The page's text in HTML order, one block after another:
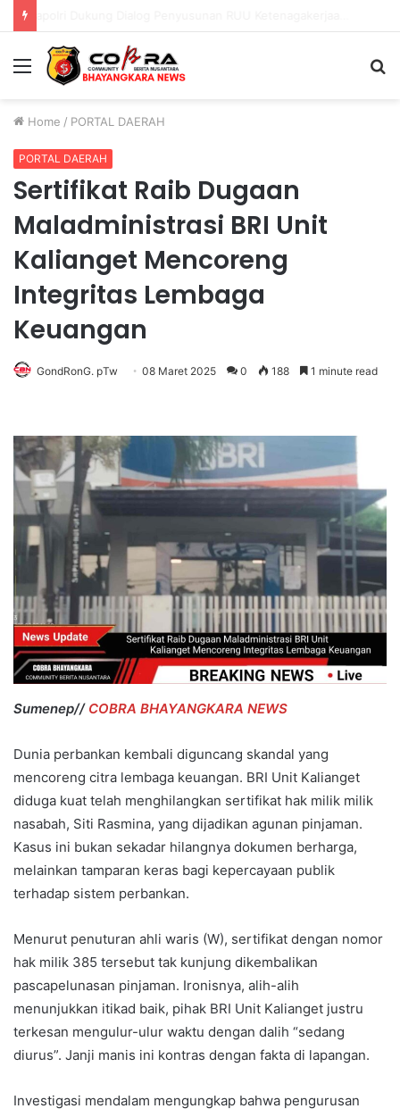
Menu
Home / PORTAL DAERAH
PORTAL DAERAH
Sertifikat Raib Dugaan
Maladministrasi BRI Unit
Kalianget Mencoreng
Integritas Lembaga
Keuangan
GondRonG. pTw 08 Maret 2025 0 188 1 minute read
Sumenep// COBRA BHAYANGKARA NEWS
Dunia perbankan kembali diguncang skandal yang
mencoreng citra lembaga keuangan. BRI Unit Kalianget
diduga kuat telah menghilangkan sertifikat hak milik milik
nasabah, Siti Rasmina, yang dijadikan agunan pinjaman.
Kasus ini bukan sekadar hilangnya dokumen berharga,
melainkan tamparan keras bagi kepercayaan publik
terhadap sistem perbankan.
Menurut penuturan ahli waris (W), sertifikat dengan nomor
hak milik 385 tersebut tak kunjung dikembalikan
pascapelunasan pinjaman. Ironisnya, alih-alih
menunjukkan itikad baik, pihak BRI Unit Kalianget justru
terkesan mengulur-ulur waktu dengan dalih “sedang
diurus”. Janji manis ini kontras dengan fakta di lapangan.
Investigasi mendalam mengungkap bahwa pengurusan